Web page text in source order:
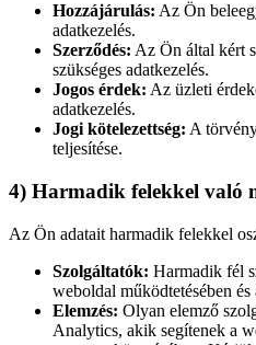
Hozzájárulás: Az Ön
adatkezelés.
Szerződés: Az Ön által kért
szükséges adatkezelés.
Jogos érdek: Az üzleti
adatkezelés.
Jogi kötelezettség: A
teljesítése.
4) Harmadik felekkel való
Az Ön adatait harmadik felekkel
Szolgáltatók: Harmadik fél
weboldal működtetésében
Elemzés: Olyan elemző
Analytics, akik segítenek a